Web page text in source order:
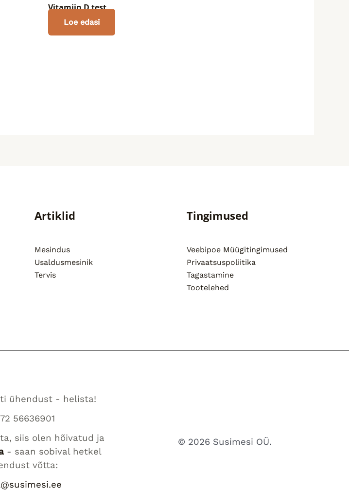
Vitamiin D test
Loe edasi
Artiklid
Mesindus
Usaldusmesinik
Tervis
Tingimused
Veebipoe Müügitingimused
Privaatsuspoliitika
Tagastamine
Tootelehed
ühendust - helista!
56636901
siis olen hõivatud ja
- saan sobival hetkel
võtta:
© 2026 Susimesi OÜ.